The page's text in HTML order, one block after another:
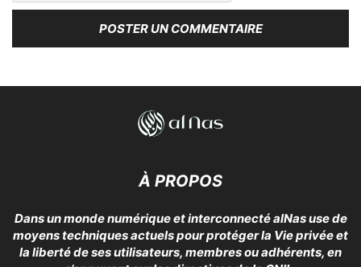
À PROPOS
Dans un monde numérique et interconnecté alNas use de
moyens techniques actuels pour protéger la Vie privée et
la liberté de ses utilisateurs, membres ou adhérents, en